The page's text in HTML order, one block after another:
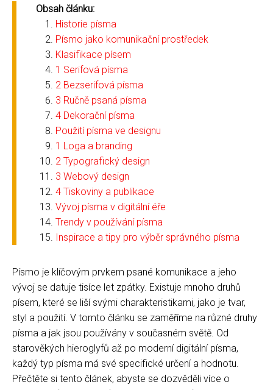
Obsah článku:
Historie písma
Písmo jako komunikační prostředek
Klasifikace písem
1 Serifová písma
2 Bezserifová písma
3 Ručně psaná písma
4 Dekorační písma
Použití písma ve designu
1 Loga a branding
2 Typografický design
3 Webový design
4 Tiskoviny a publikace
Vývoj písma v digitální éře
Trendy v používání písma
Inspirace a tipy pro výběr správného písma
Písmo je klíčovým prvkem psané komunikace a jeho
vývoj se datuje tisíce let zpátky. Existuje mnoho druhů
písem, které se liší svými charakteristikami, jako je tvar,
styl a použití. V tomto článku se zaměříme na různé druhy
písma a jak jsou používány v současném světě. Od
starověkých hieroglyfů až po moderní digitální písma,
každý typ písma má své specifické určení a hodnotu.
Přečtěte si tento článek, abyste se dozvěděli více o